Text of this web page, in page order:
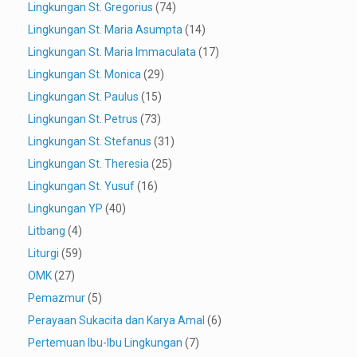
Lingkungan St. Gregorius (74)
Lingkungan St. Maria Asumpta (14)
Lingkungan St. Maria Immaculata (17)
Lingkungan St. Monica (29)
Lingkungan St. Paulus (15)
Lingkungan St. Petrus (73)
Lingkungan St. Stefanus (31)
Lingkungan St. Theresia (25)
Lingkungan St. Yusuf(16)
Lingkungan YP (40)
Litbang (4)
Liturgi (59)
OMK(27)
Pemazmur(5)
Perayaan Sukacita dan Karya Amal (6)
Pertemuan Ibu-Ibu Lingkungan (7)